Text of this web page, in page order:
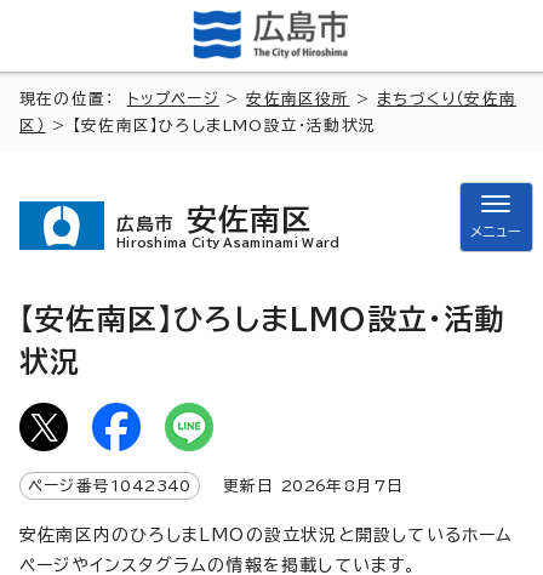
現在の位置： トップページ >安佐南区役所 > まちづくり（安佐南
区）
> 【安佐南区】ひろしまLMO設立・活動状況
広島市 安佐南区
Hiroshima City Asaminami Ward
メニュー
【安佐南区】ひろしまLMO設立・活動
状況
ページ番号 1042340 更新日 2026年8月7日
安佐南区内のひろしまLMOの設立状況と開設しているホーム
ページやインスタグラムの情報を掲載しています。